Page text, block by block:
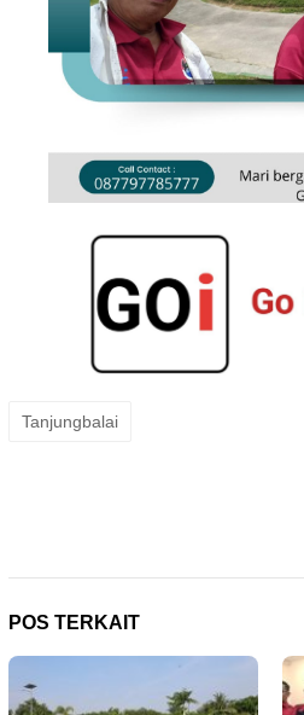
Tanjungbalai
POS TERKAIT